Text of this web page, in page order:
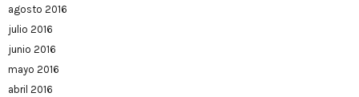
agosto 2016
julio 2016
junio 2016
mayo 2016
abril 2016